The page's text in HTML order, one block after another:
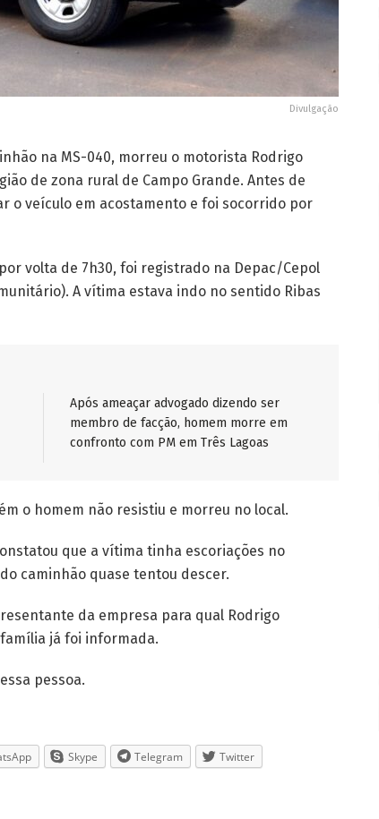
Divulgação
na MS-040, morreu o motorista Rodrigo
de zona rural de Campo Grande. Antes de
o veículo em acostamento e foi socorrido por
volta de 7h30, foi registrado na Depac/Cepol
A vítima estava indo no sentido Ribas
Após ameaçar advogado dizendo ser
membro de facção, homem morre em
confronto com PM em Três Lagoas
o homem não resistiu e morreu no local.
que a vítima tinha escoriações no
caminhão quase tentou descer.
da empresa para qual Rodrigo
já foi informada.
pessoa.
Skype Telegram
Twitter